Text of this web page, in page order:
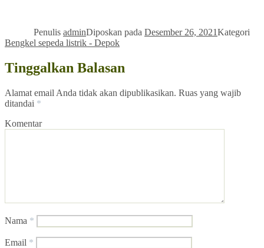
Penulis adminDiposkan pada Desember 26, 2021Kategori
Bengkel sepeda listrik - Depok
Tinggalkan Balasan
Alamat email Anda tidak akan dipublikasikan. Ruas yang wajib
ditandai *
Komentar
Nama *
Email *